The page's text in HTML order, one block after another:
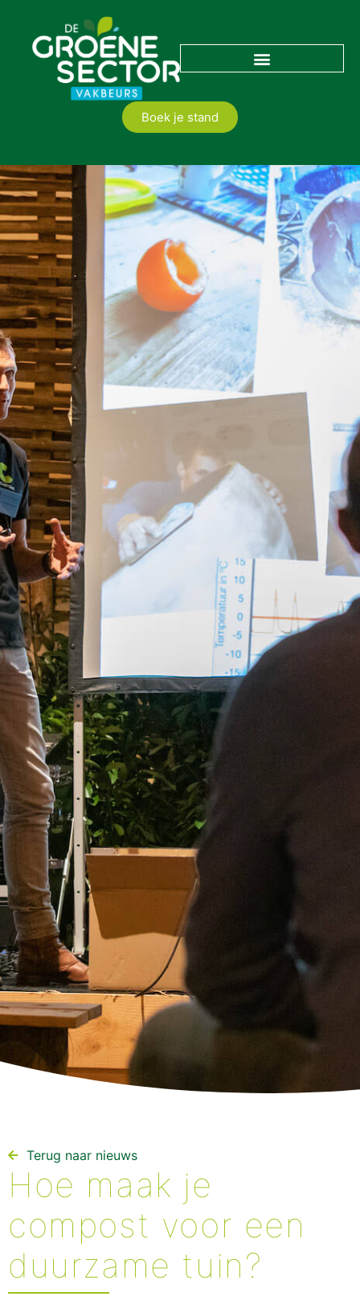
Boek je stand
Terug naar nieuws​
Hoe maak je
compost voor een
duurzame tuin?